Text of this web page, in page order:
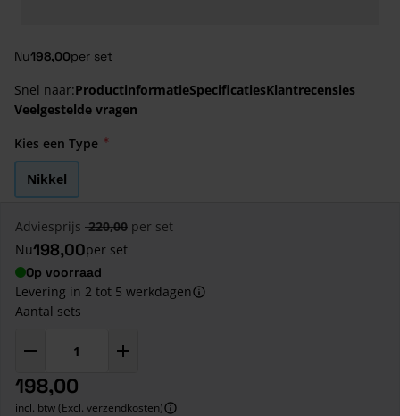
Nu198,00per set
Snel naar:ProductinformatieSpecificatiesKlantrecensies
Veelgestelde vragen
Kies een Type
Nikkel
Adviesprijs 220,00 per set
Nu198,00per set
Op voorraad
Levering in 2 tot 5 werkdagen
Aantal sets
198,00
incl. btw (Excl. verzendkosten)